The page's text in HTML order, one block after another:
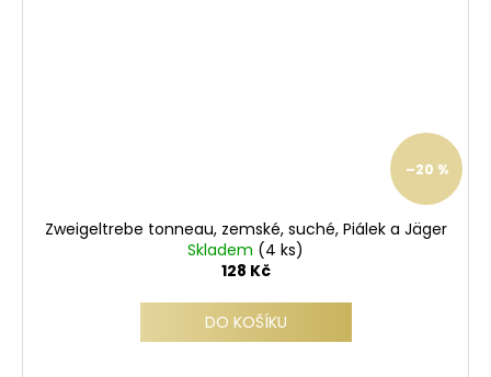
–20 %
Zweigeltrebe tonneau, zemské, suché, Piálek a Jäger
Skladem (4 ks)
128 Kč
DO KOŠÍKU